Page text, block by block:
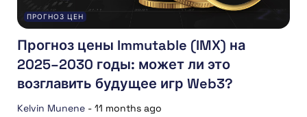
ПРОГНОЗ ЦЕН
Прогноз цены Immutable (IMX) на
2025–2030 годы: может ли это
возглавить будущее игр Web3?
Kelvin Munene - 11 months ago